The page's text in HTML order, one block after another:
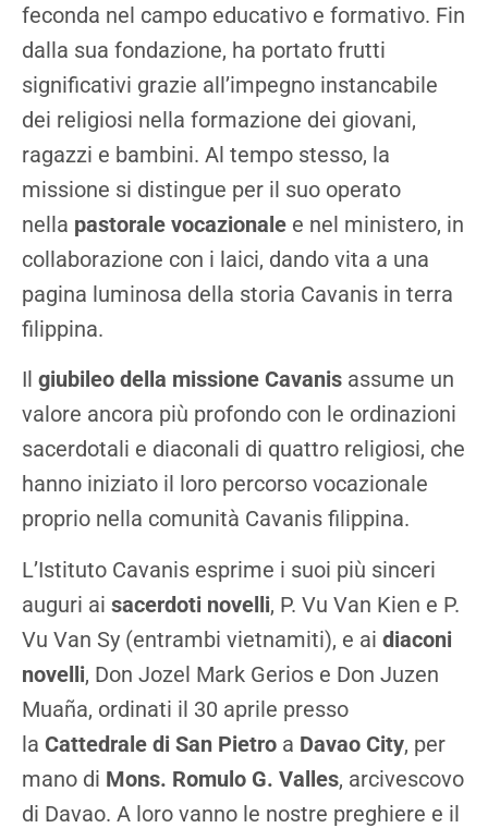
feconda nel campo educativo e formativo. Fin
dalla sua fondazione, ha portato frutti
significativi grazie all’impegno instancabile
dei religiosi nella formazione dei giovani,
ragazzi e bambini. Al tempo stesso, la
missione si distingue per il suo operato
nella pastorale vocazionale e nel ministero, in
collaborazione con i laici, dando vita a una
pagina luminosa della storia Cavanis in terra
filippina.
Il giubileo della missione Cavanis assume un
valore ancora più profondo con le ordinazioni
sacerdotali e diaconali di quattro religiosi, che
hanno iniziato il loro percorso vocazionale
proprio nella comunità Cavanis filippina.
L’Istituto Cavanis esprime i suoi più sinceri
auguri ai sacerdoti novelli, P. Vu Van Kien e P.
Vu Van Sy (entrambi vietnamiti), e ai diaconi
novelli, Don Jozel Mark Gerios e Don Juzen
Muaña, ordinati il 30 aprile presso
la Cattedrale di San Pietro a Davao City, per
mano di Mons. Romulo G. Valles, arcivescovo
di Davao. A loro vanno le nostre preghiere e il